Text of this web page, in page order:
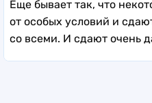
Еще бывает так, что
от особых условий и
со всеми. И сдают очень